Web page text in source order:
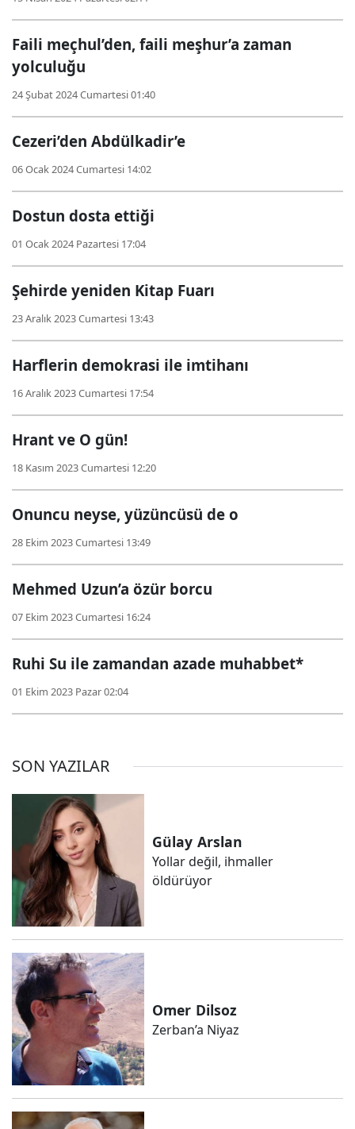
Faili meçhul’den, faili meşhur’a zaman
yolculuğu
24 Şubat 2024 Cumartesi 01:40
Cezeri’den Abdülkadir’e
06 Ocak 2024 Cumartesi 14:02
Dostun dosta ettiği
01 Ocak 2024 Pazartesi 17:04
Şehirde yeniden Kitap Fuarı
23 Aralık 2023 Cumartesi 13:43
Harflerin demokrasi ile imtihanı
16 Aralık 2023 Cumartesi 17:54
Hrant ve O gün!
18 Kasım 2023 Cumartesi 12:20
Onuncu neyse, yüzüncüsü de o
28 Ekim 2023 Cumartesi 13:49
Mehmed Uzun’a özür borcu
07 Ekim 2023 Cumartesi 16:24
Ruhi Su ile zamandan azade muhabbet*
01 Ekim 2023 Pazar 02:04
SON YAZILAR
Gülay Arslan
Yollar değil, ihmaller
öldürüyor
Omer Dilsoz
Zerban’a Niyaz